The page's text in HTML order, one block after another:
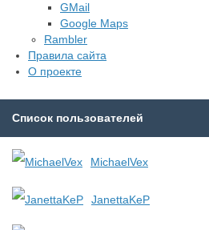
GMail
Google Maps
Rambler
Правила сайта
О проекте
Список пользователей
MichaelVex
JanettaKeP